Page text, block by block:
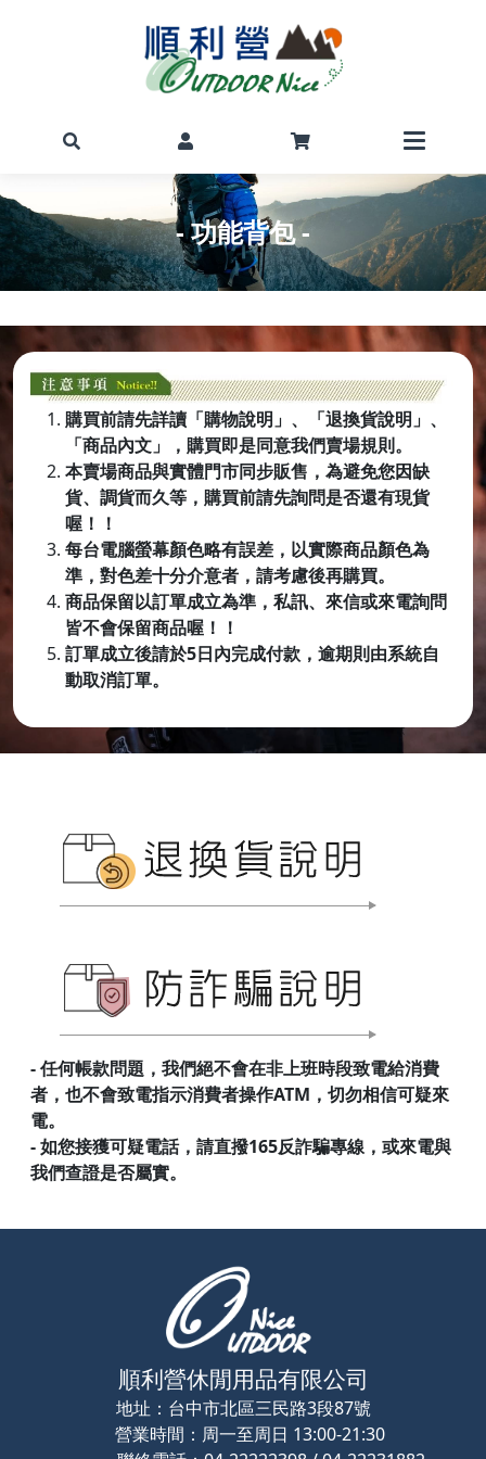
- 功能背包 -
購買前請先詳讀「購物說明」、「退換貨說明」、
「商品內文」，購買即是同意我們賣場規則。
本賣場商品與實體門市同步販售，為避免您因缺
貨、調貨而久等，購買前請先詢問是否還有現貨
喔！！
每台電腦螢幕顏色略有誤差，以實際商品顏色為
準，對色差十分介意者，請考慮後再購買。
商品保留以訂單成立為準，私訊、來信或來電詢問
皆不會保留商品喔 ！！
訂單成立後請於5日內完成付款，逾期則由系統自
動取消訂單。
- 任何帳款問題，我們絕不會在非上班時段致電給消費
者，也不會致電指示消費者操作ATM，切勿相信可疑來
電。
- 如您接獲可疑電話，請直撥165反詐騙專線，或來電與
我們查證是否屬實。
順利營休閒用品有限公司
地址： 台中市北區三民路3段87號
營業時間： 周一至周日 13:00-21:30